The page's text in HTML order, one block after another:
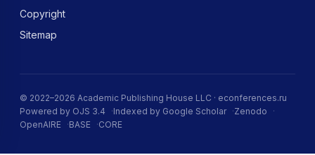
Copyright
Sitemap
© 2022–2026 Academic Publishing House LLC · econferences.ru
Powered by OJS 3.4
Indexed by Google Scholar
Zenodo
OpenAIRE
BASE CORE